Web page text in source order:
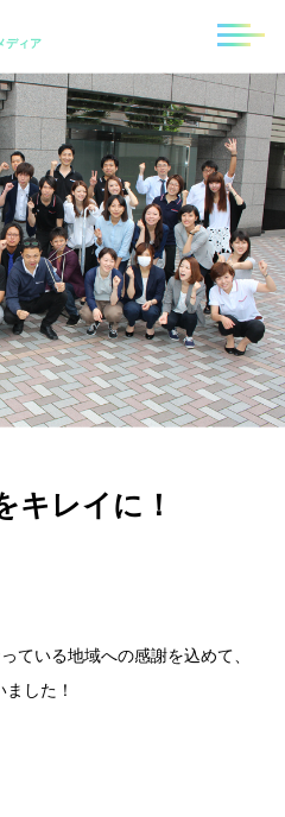
ディア
キレイに！
ている地域への感謝を込めて、
した！